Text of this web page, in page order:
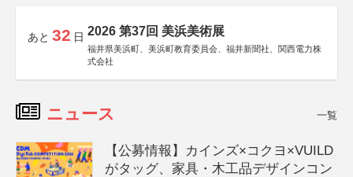
あと 32 日 2026 第37回 美浜美術展
福井県美浜町、美浜町教育委員会、福井新聞社、関西電力株
式会社
ニュース 一覧
【公募情報】カインズ×コクヨ×VUILD
がタッグ、家具・木工品デザインコン